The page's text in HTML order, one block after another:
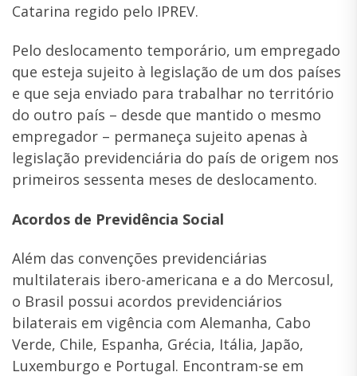
Catarina regido pelo IPREV.
Pelo deslocamento temporário, um empregado
que esteja sujeito à legislação de um dos países
e que seja enviado para trabalhar no território
do outro país – desde que mantido o mesmo
empregador – permaneça sujeito apenas à
legislação previdenciária do país de origem nos
primeiros sessenta meses de deslocamento.
Acordos de Previdência Social
Além das convenções previdenciárias
multilaterais ibero-americana e a do Mercosul,
o Brasil possui acordos previdenciários
bilaterais em vigência com Alemanha, Cabo
Verde, Chile, Espanha, Grécia, Itália, Japão,
Luxemburgo e Portugal. Encontram-se em